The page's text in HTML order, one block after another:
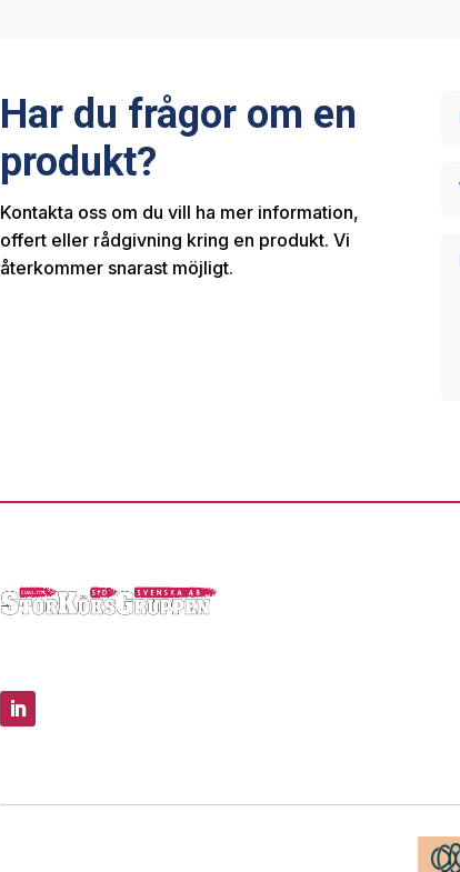
Har du frågor om en
produkt?
Kontakta oss om du vill ha mer information,
offert eller rådgivning kring en produkt. Vi
återkommer snarast möjligt.